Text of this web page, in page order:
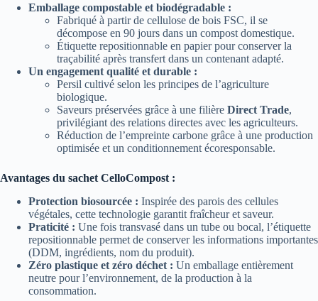
Emballage compostable et biodégradable :
Fabriqué à partir de cellulose de bois FSC, il se
décompose en 90 jours dans un compost domestique.
Étiquette repositionnable en papier pour conserver la
traçabilité après transfert dans un contenant adapté.
Un engagement qualité et durable :
Persil cultivé selon les principes de l’agriculture
biologique.
Saveurs préservées grâce à une filière Direct Trade,
privilégiant des relations directes avec les agriculteurs.
Réduction de l’empreinte carbone grâce à une production
optimisée et un conditionnement écoresponsable.
Avantages du sachet CelloCompost :
Protection biosourcée : Inspirée des parois des cellules
végétales, cette technologie garantit fraîcheur et saveur.
Praticité : Une fois transvasé dans un tube ou bocal, l’étiquette
repositionnable permet de conserver les informations importantes
(DDM, ingrédients, nom du produit).
Zéro plastique et zéro déchet : Un emballage entièrement
neutre pour l’environnement, de la production à la
consommation.